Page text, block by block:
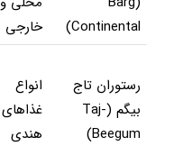
Continental)
خارجی
رستوران تاج
بیگم (Taj-
Beegum)
انواع
غذاهای
هندی